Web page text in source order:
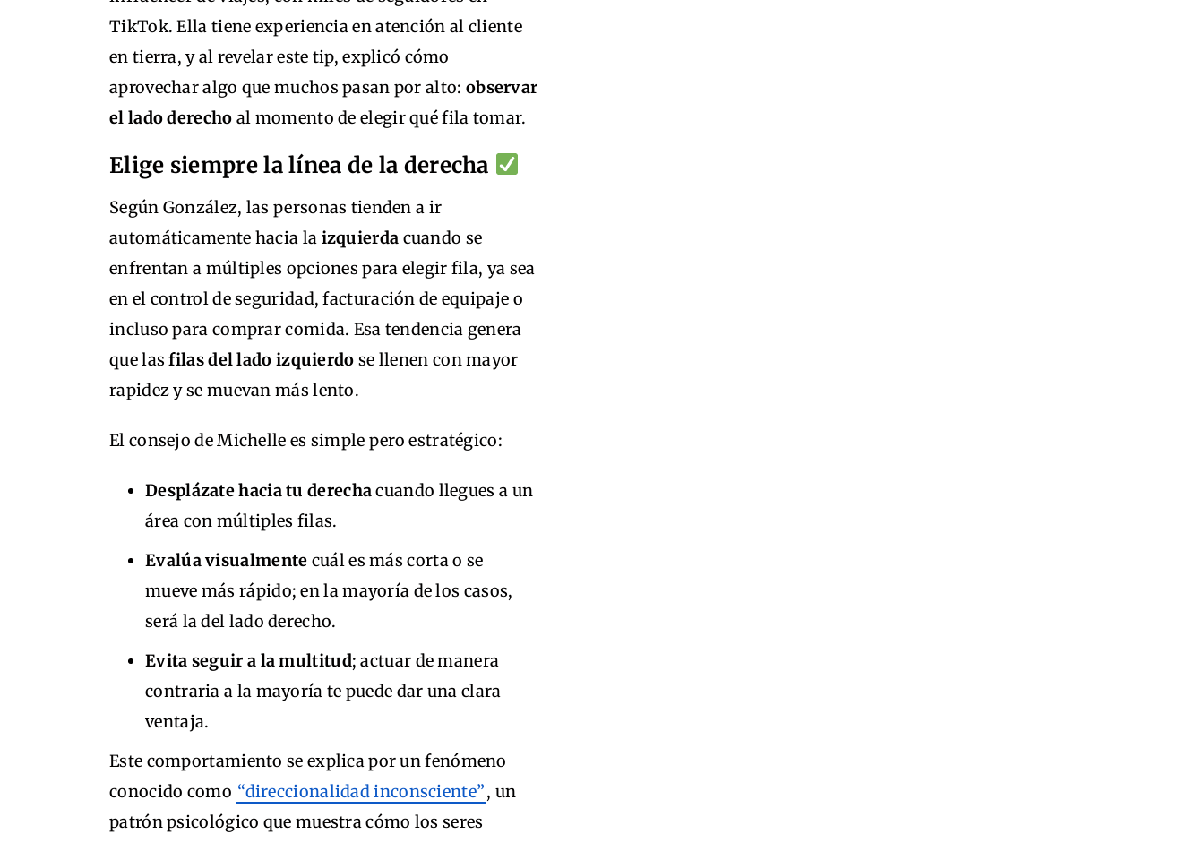
TikTok. Ella tiene experiencia en atención al cliente
en tierra, y al revelar este tip, explicó cómo
aprovechar algo que muchos pasan por alto: observar
el lado derecho al momento de elegir qué fila tomar.
Elige siempre la línea de la derecha
Según González, las personas tienden a ir
automáticamente hacia la izquierda cuando se
enfrentan a múltiples opciones para elegir fila, ya sea
en el control de seguridad, facturación de equipaje o
incluso para comprar comida. Esa tendencia genera
que lasfilas del lado izquierdo se llenen con mayor
rapidez y se muevan más lento.
El consejo de Michelle es simple pero estratégico:
Desplázate hacia tu derechacuando llegues a un
área con múltiples filas.
Evalúa visualmente cuál es más corta o se
mueve más rápido; en la mayoría de los casos,
será la del lado derecho.
Evita seguir a la multitud; actuar de manera
contraria a la mayoría te puede dar una clara
ventaja.
Este comportamiento se explica por un fenómeno
conocido como “direccionalidad inconsciente”, un
patrón psicológico que muestra cómo los seres